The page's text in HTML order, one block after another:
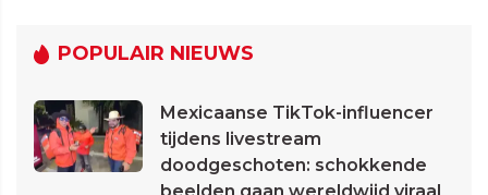
POPULAIR NIEUWS
Mexicaanse TikTok-influencer
tijdens livestream
doodgeschoten: schokkende